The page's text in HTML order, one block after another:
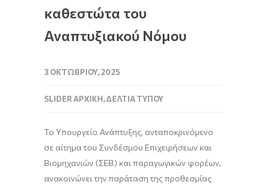
καθεστώτα του
Αναπτυξιακού Νόμου
3 ΟΚΤΩΒΡΊΟΥ, 2025
SLIDER ΑΡΧΙΚΉ,ΔΕΛΤΊΑ ΤΎΠΟΥ
Το Υπουργείο Ανάπτυξης, ανταποκρινόμενο
σε αίτημα του Συνδέσμου Επιχειρήσεων και
Βιομηχανιών (ΣΕΒ) και παραγωγικών φορέων,
ανακοινώνει την παράταση της προθεσμίας